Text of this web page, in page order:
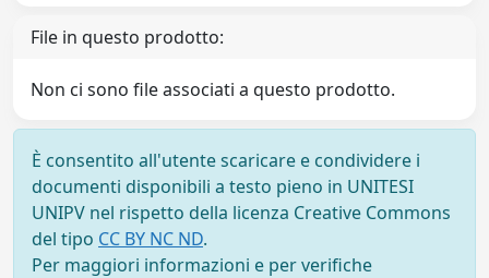
File in questo prodotto:
Non ci sono file associati a questo prodotto.
È consentito all'utente scaricare e condividere i
documenti disponibili a testo pieno in UNITESI
UNIPV nel rispetto della licenza Creative Commons
del tipo CC BY NC ND.
Per maggiori informazioni e per verifiche